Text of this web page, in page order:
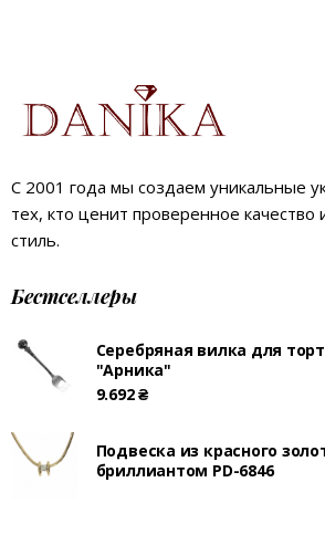
С 2001 года мы создаем уникальные
тех, кто ценит проверенное качество
стиль.
Бестселлеры
Серебряная вилка для
"Арника"
9.692₴
Подвеска из красного
бриллиантом PD-6846